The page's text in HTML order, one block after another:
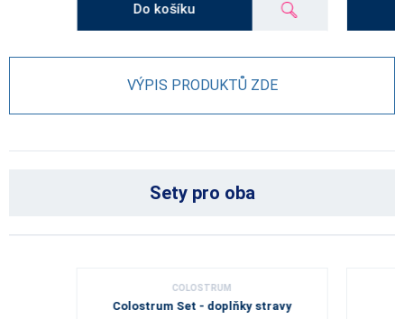
Do košíku
VÝPIS PRODUKTŮ ZDE
Sety pro oba
COLOSTRUM
Colostrum Set - doplňky stravy